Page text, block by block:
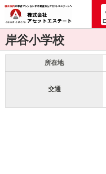
岸谷小学校
所在地
交通